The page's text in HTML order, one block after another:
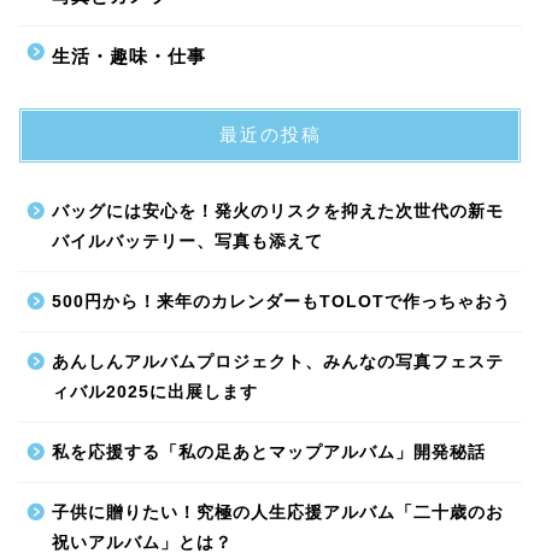
生活・趣味・仕事
最近の投稿
バッグには安心を！発火のリスクを抑えた次世代の新モ
バイルバッテリー、写真も添えて
500円から！来年のカレンダーもTOLOTで作っちゃおう
あんしんアルバムプロジェクト、みんなの写真フェステ
ィバル2025に出展します
私を応援する「私の足あとマップアルバム」開発秘話
子供に贈りたい！究極の人生応援アルバム「二十歳のお
祝いアルバム」とは？